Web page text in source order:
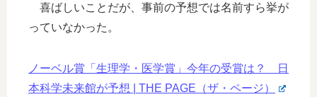
喜ばしいことだが、事前の予想では名前すら挙が
っていなかった。
ノーベル賞「生理学・医学賞」今年の受賞は？ 日
本科学未来館が予想 | THE PAGE（ザ・ページ）